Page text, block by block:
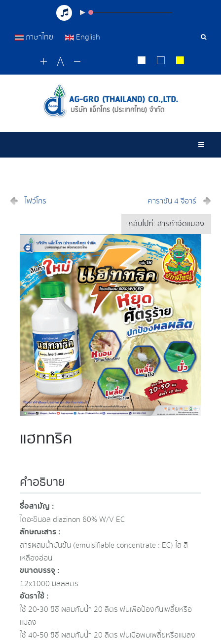
เครื่อ
ภาษาไทย English
ไฟว์โกร คาราซัน 4 จีอาร์
กลับไปที่: สารกำจัดแมลง
แฮททริค
คำอธิบาย
ชื่อสามัญ :
ไดอะซินอล diazinon 60% W/V EC
ลักษณะสาร :
สารผสมน้ำมันข้น (emulsifiable concentrate : EC) ใส สี
เหลืองอ่อน
ขนาดบรรจุ :
12x1000 มิลลิลิตร
อัตราใช้ :
ใช้ 20-30 ซีซี ผสมกับน้ำ 20 ลิตร พ่นเพื่อป้องกันเพลี้ยหรือ
แมลง
ใช้ 40-50 ซีซี ผสมกับน้ำ 20 ลิตร พ่นเมื่อพบเพลี้ยหรือแมลง